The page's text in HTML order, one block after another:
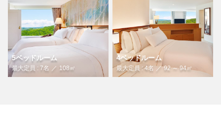
5ベッドルーム
最大定員 : 7名 108㎡
4ベッドルーム
最大定員 : 4名 92 ～ 94㎡